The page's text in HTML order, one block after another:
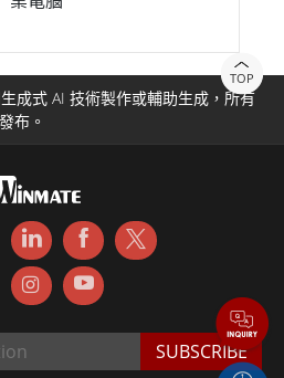
TOP
成式 AI 技術製作或輔助生成，所有
布。